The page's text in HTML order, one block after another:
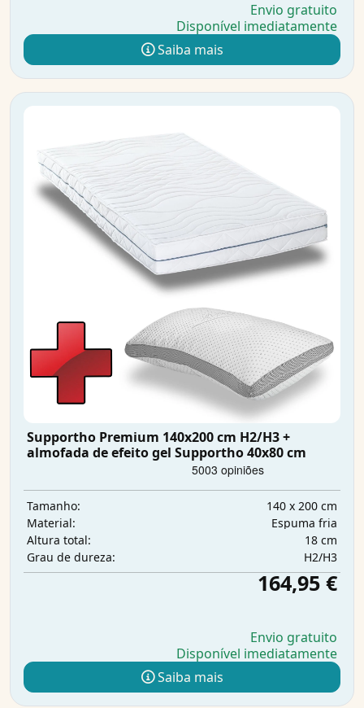
Envio gratuito
Disponível imediatamente
Saiba mais
Supportho Premium 140x200 cm H2/H3 +
almofada de efeito gel Supportho 40x80 cm
Tamanho:
140 x 200 cm
Material:
Espuma fria
Altura total:
18 cm
Grau de dureza:
H2/H3
164,95 €
Envio gratuito
Disponível imediatamente
Saiba mais